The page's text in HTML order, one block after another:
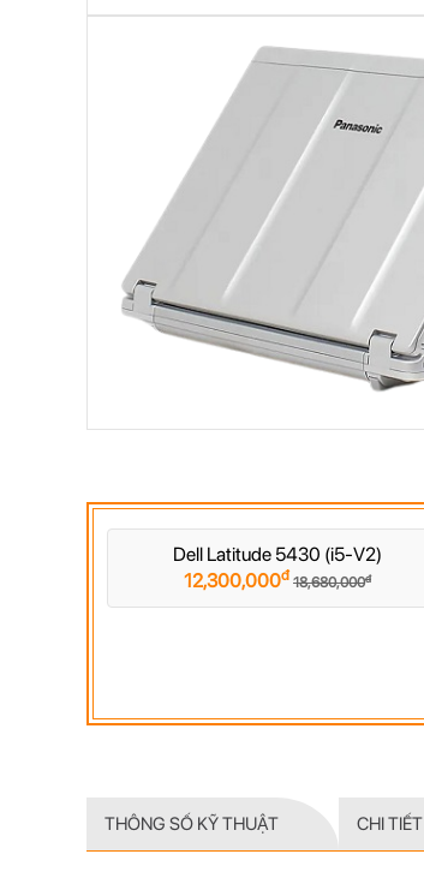
Dell Latitude 5430 (i5-V2)
12,300,000đ 18,680,000đ
THÔNG SỐ KỸ THUẬT CHI TIẾT